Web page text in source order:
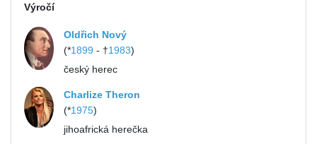
Výročí
Oldřich Nový
(*1899 - †1983)
český herec
Charlize Theron
(*1975)
jihoafrická herečka